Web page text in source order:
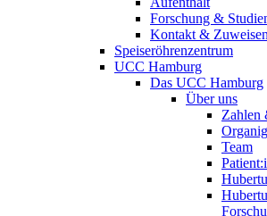
Forschung &
Kontakt &
Speiseröhrenzentrum
UCC Hamburg
Das UCC Hamburg
Über uns
Zahlen
Team